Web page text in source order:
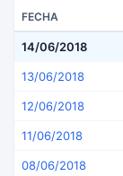
FECHA
14/06/2018
13/06/2018
12/06/2018
11/06/2018
08/06/2018